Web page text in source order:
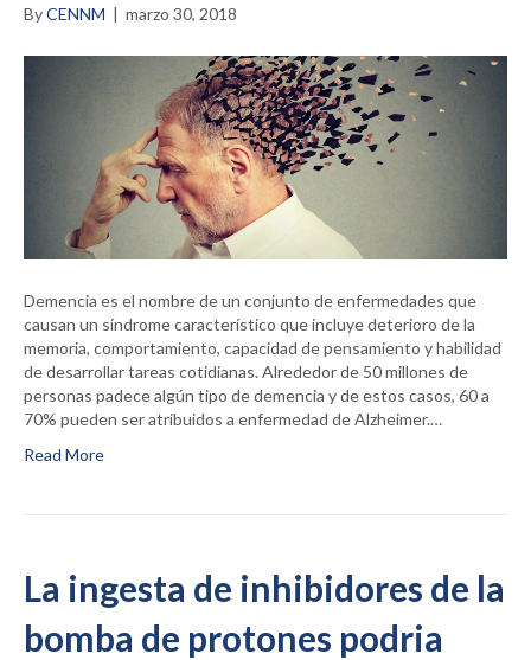
ByCENNM | marzo 30, 2018
Demencia es el nombre de un conjunto de enfermedades que
causan un síndrome característico que incluye deterioro de la
memoria, comportamiento, capacidad de pensamiento y habilidad
de desarrollar tareas cotidianas. Alrededor de 50 millones de
personas padece algún tipo de demencia y de estos casos, 60 a
70% pueden ser atribuidos a enfermedad de Alzheimer.…
Read More
La ingesta de inhibidores de la
bomba de protones podria